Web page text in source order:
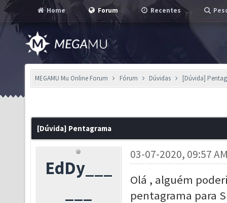
Home Forum Recentes
MEGAMU Mu Online Forum Fórum Dúvidas [Dúvida]
[Dúvida] Pentagrama
EdDy___
03-07-2020, 09:57
Olá , alguém
pentagrama para